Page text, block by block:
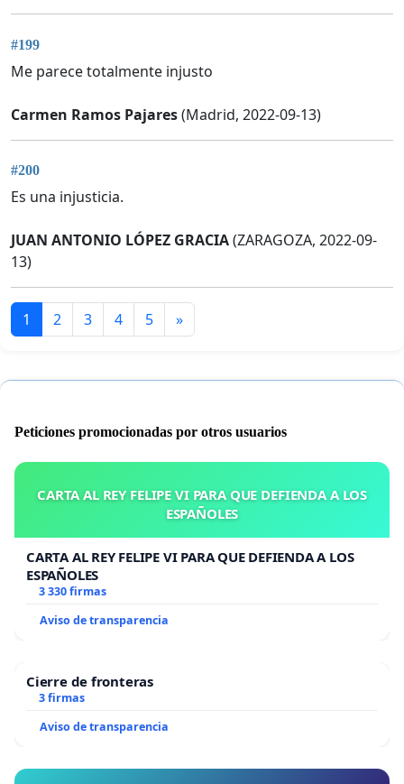
#199
Me parece totalmente injusto
Carmen Ramos Pajares(Madrid, 2022-09-13)
#200
Es una injusticia.
JUAN ANTONIO LÓPEZ GRACIA(ZARAGOZA, 2022-09-
13)
1 2 3 4 5 »
Peticiones promocionadas por otros usuarios
CARTA AL REY FELIPE VI PARA QUE DEFIENDA A LOS
ESPAÑOLES
CARTA AL REY FELIPE VI PARA QUE DEFIENDA A LOS
ESPAÑOLES
3 330 firmas
Aviso de transparencia
Cierre de fronteras
3 firmas
Aviso de transparencia